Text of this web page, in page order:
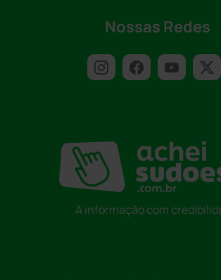
Nossas Redes
A informação com